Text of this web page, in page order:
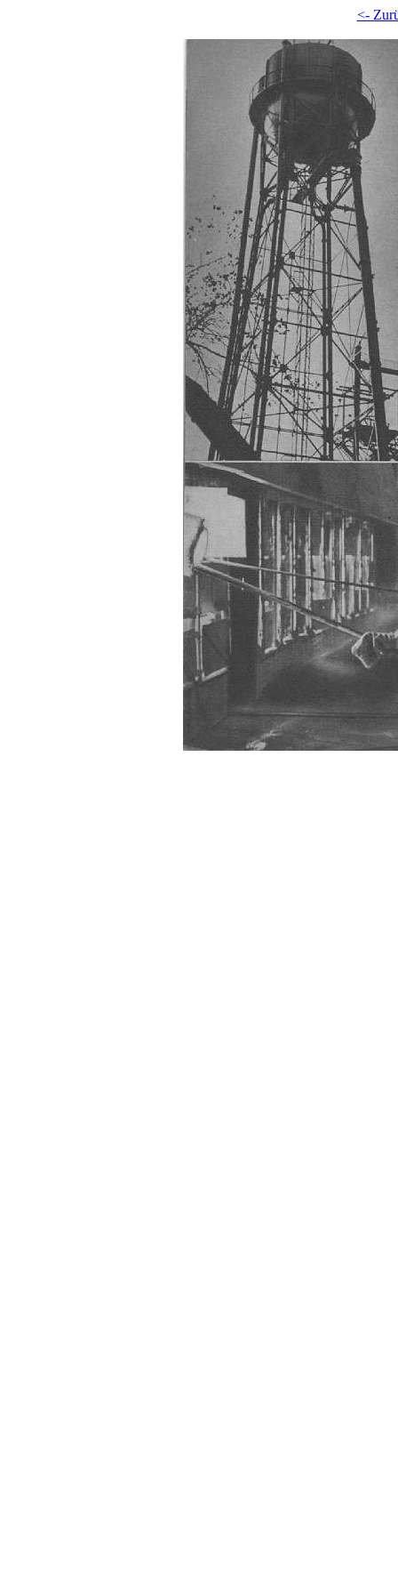
<-